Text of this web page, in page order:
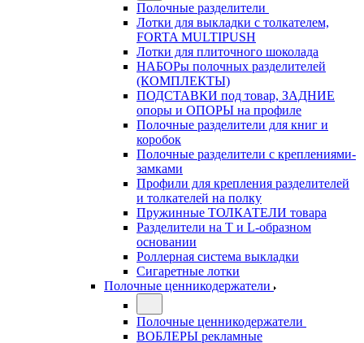
Полочные разделители
Лотки для выкладки с толкателем,
FORTA MULTIPUSH
Лотки для плиточного шоколада
НАБОРы полочных разделителей
(КОМПЛЕКТЫ)
ПОДСТАВКИ под товар, ЗАДНИЕ
опоры и ОПОРЫ на профиле
Полочные разделители для книг и
коробок
Полочные разделители с креплениями-
замками
Профили для крепления разделителей
и толкателей на полку
Пружинные ТОЛКАТЕЛИ товара
Разделители на Т и L-образном
основании
Роллерная система выкладки
Сигаретные лотки
Полочные ценникодержатели
Полочные ценникодержатели
ВОБЛЕРЫ рекламные